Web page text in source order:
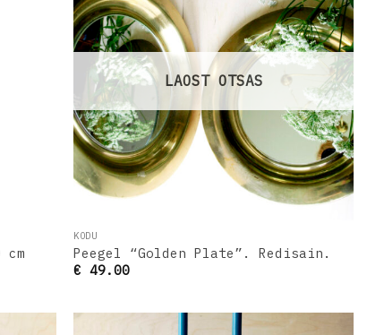
Lisa
soovinimekirja
LAOST OTSAS
KODU
Peegel “Golden Plate”. Redisain.
€ 49.00